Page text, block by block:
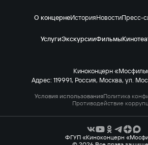
О концернеИсторияНовостиПресс-
УслугиЭкскурсииФильмы
Киноконцерн
Адрес: 119991, Россия, Москва, ул.
Условия использованияПолитика
Противодействие
ФГУП «Киноконцерн